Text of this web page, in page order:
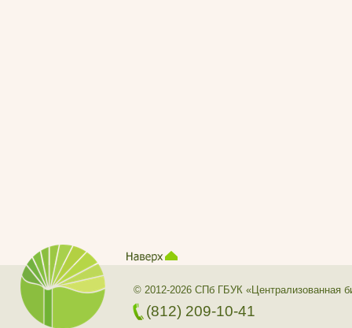
© 2012-2026 СПб ГБУК «Централизованная
(812) 209-10-41